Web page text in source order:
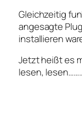
Gleichzeitig
angesagte
installieren
Jetzt heißt es
lesen,